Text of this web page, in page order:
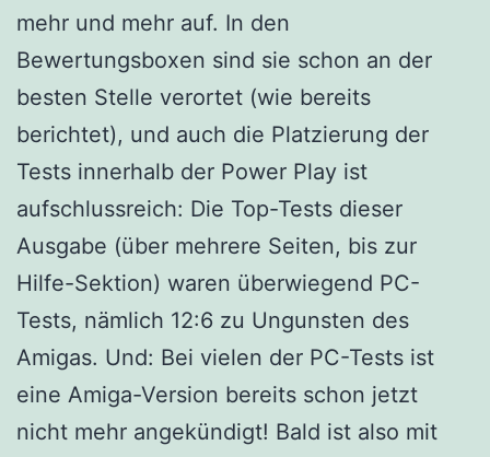
mehr und mehr auf. In den
Bewertungsboxen sind sie schon an der
besten Stelle verortet (wie bereits
berichtet), und auch die Platzierung der
Tests innerhalb der Power Play ist
aufschlussreich: Die Top-Tests dieser
Ausgabe (über mehrere Seiten, bis zur
Hilfe-Sektion) waren überwiegend PC-
Tests, nämlich 12:6 zu Ungunsten des
Amigas. Und: Bei vielen der PC-Tests ist
eine Amiga-Version bereits schon jetzt
nicht mehr angekündigt! Bald ist also mit